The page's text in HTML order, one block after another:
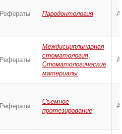
Рефераты Пародонтология
Рефераты
Междисциплинарная
стоматология,
Стоматологические
материалы
Рефераты
Съемное
протезирование